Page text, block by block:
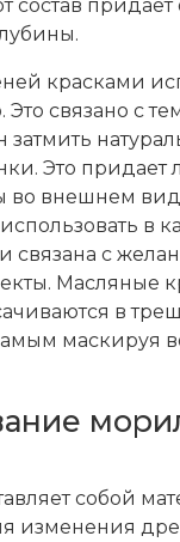
состав придает
красками
связано с
затмить
Это придает
во внешнем
в
связана с
Масляные
в
маскируя
собой
изменения